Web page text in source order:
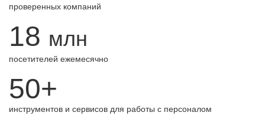
проверенных компаний
18 млн
посетителей ежемесячно
50+
инструментов и сервисов для работы с персоналом